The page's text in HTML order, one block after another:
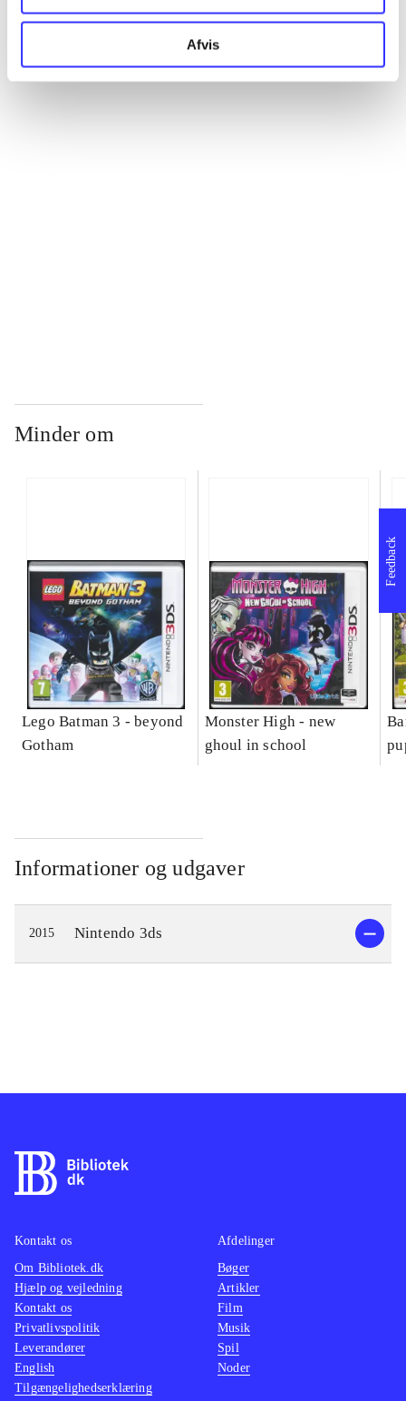
Afvis
Alle registrerede artikler fordelt på udgivelser
Minder om
Lego Batman 3 - beyond
Gotham
Monster High - new
ghoul in school
Informationer og udgaver
2015 Nintendo 3ds
Feedback
Kontakt os
Om Bibliotek.dk
Hjælp og vejledning
Kontakt os
Privatlivspolitik
Leverandører
English
Tilgængelighedserklæring
Afdelinger
Bøger
Artikler
Film
Musik
Spil
Noder